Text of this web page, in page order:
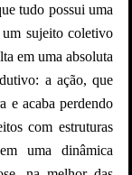
tudo possui uma
sujeito coletivo
em uma absoluta
a ação, que
e acaba perdendo
com estruturas
uma dinâmica